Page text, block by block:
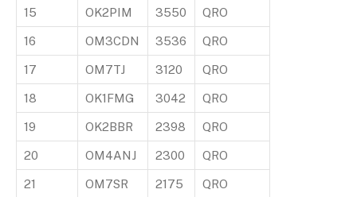
15 OK2PIM 3550 QRO
16 OM3CDN 3536 QRO
17 OM7TJ 3120 QRO
18 OK1FMG 3042 QRO
19 OK2BBR 2398 QRO
20 OM4ANJ 2300 QRO
21 OM7SR 2175 QRO